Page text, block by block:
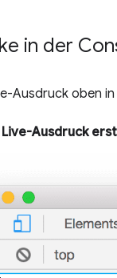
in der
Ausdruck oben
Live-Ausdruck